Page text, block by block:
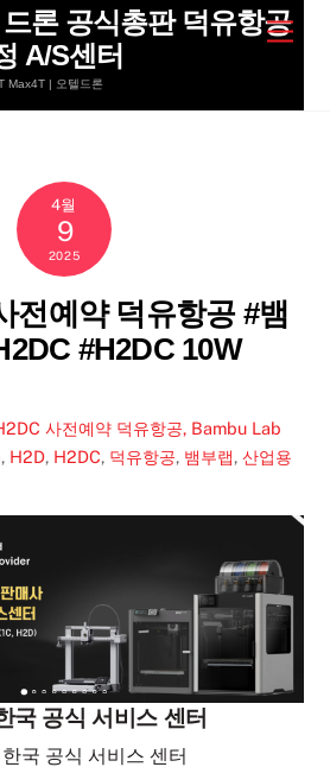
론 공식총판 덕유항공
A/S센터
Max4T | 오텔드론
4월
9
2025
전예약 덕유항공 #뱀
#H2DC 10W
사전예약 덕유항공, Bambu Lab
, H2D, H2DC, 덕유항공, 뱀부랩,산업용
국 공식 서비스 센터
국 공식 서비스 센터